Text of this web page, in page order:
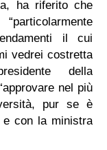
ha riferito che
il cui
vedrei costretta
della
nel più
pur se è
e con la ministra